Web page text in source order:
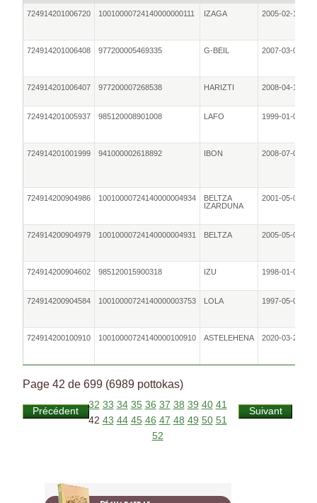
724914201006720 10010000724140000000111 IZAGA 2005-02-19
724914201006408 977200005469335 G-BEIL 2007-03-01
724914201006407 977200007268538 HARIZTI 2008-04-13
724914201005937 985120008901008 LAFO 1999-01-04
724914201001999 941000002618892 IBON 2008-07-07
724914200904986 10010000724140000004934
BELTZA
IZARDUNA
2001-05-01
724914200904979 10010000724140000004931 BELTZA 2005-05-01
724914200904602 985120015900318 IZU 1998-01-04
724914200904584 10010000724140000003753 LOLA 1997-05-01
724914200100910 10010000724140000100910 ASTELEHENA 2020-03-23
Page 42 de 699 (6989 pottokas)
Précédent
32 33 34 35 36 37 38 39 40 41
42 43 44 45 46 47 48 49 50 51
52
Suivant